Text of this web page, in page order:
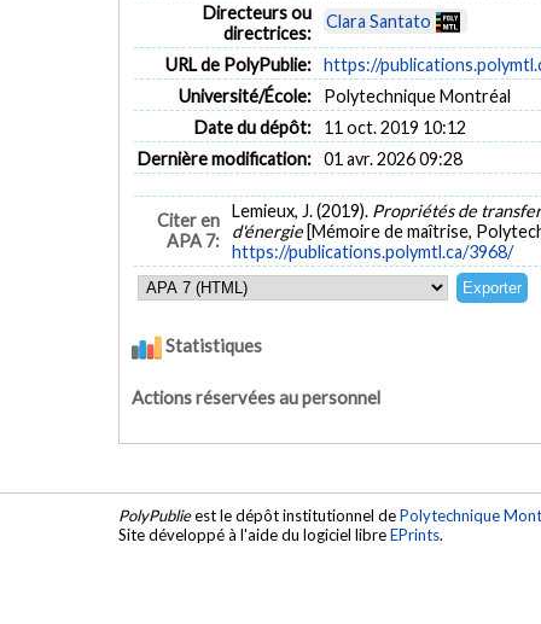
Directeurs ou
directrices:
Clara Santato
URL de PolyPublie: https://
Université/École:
Polytechnique Montréal
Date du dépôt:
11 oct. 2019 10:12
Dernière modification: 01 avr. 2026 09:28
Citer en
APA 7:
Lemieux, J. (2019). Propriétés de
d'énergie [Mémoire de maîtrise,
https://publications.polymtl.ca/3968/
Statistiques
Actions réservées au personnel
PolyPublieest le dépôt institutionnel dePolytechnique
Site développé à l'aide du logiciel libreEPrints.